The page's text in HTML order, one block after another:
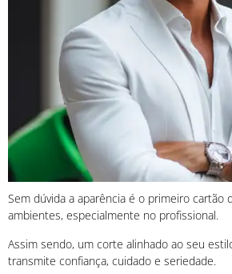
Sem dúvida a aparência é o primeiro cartão
ambientes, especialmente no profissional.
Assim sendo, um corte alinhado ao seu
transmite confiança, cuidado e seriedade.